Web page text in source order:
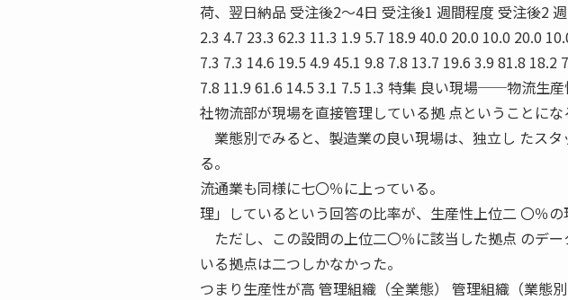
荷、翌日納品 受注後2〜4日 受注後1 週間程度 受注後2
2.3 4.7 23.3 62.3 11.3 1.9 5.7 18.9 40.0 20.0 10.0 20.0
7.3 7.3 14.6 19.5 4.9 45.1 9.8 7.8 13.7 19.6 3.9 81.8 18.2
7.8 11.9 61.6 14.5 3.1 7.5 1.3 特集 良い現場──物流
社物流部が現場を直接管理している拠 点ということにな
業態別でみると、製造業の良い現場は、独立し たス
る。
流通業も同様に七〇％に上っている。
理」しているという回答の比率が、生産性上位二 〇％の
ただし、この設問の上位二〇％に該当した拠点 のデ
いる拠点は二つしかなかった。
つまり生産性が高 管理組織（全業態） 管理組織（業態